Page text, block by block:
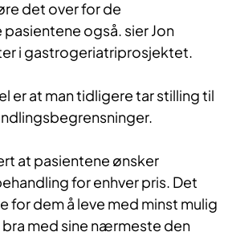
det over for de
også. sier Jon
i gastrogeriatriprosjektet.
er at man tidligere tar stilling til
at pasientene ønsker
for enhver pris. Det
for dem å leve med minst mulig
med sine nærmeste den